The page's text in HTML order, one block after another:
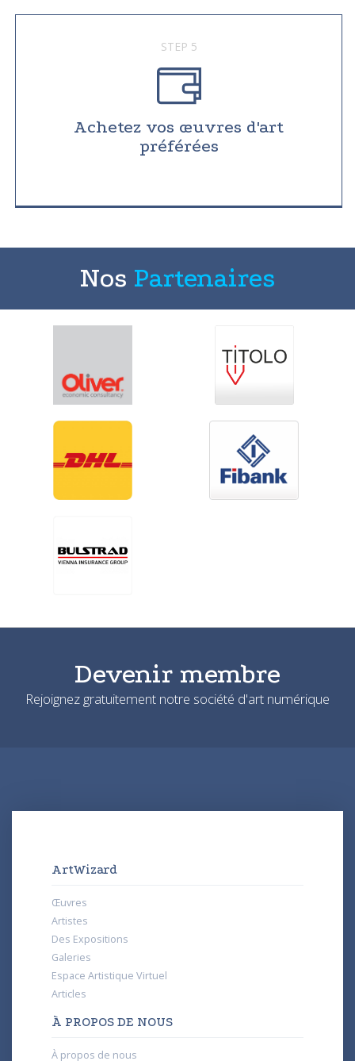
STEP 5
Achetez vos œuvres d'art
préférées
Nos Partenaires
Devenir membre
Rejoignez gratuitement notre société d'art numérique
ArtWizard
Œuvres
Artistes
Des Expositions
Galeries
Espace Artistique Virtuel
Articles
À PROPOS DE NOUS
À propos de nous